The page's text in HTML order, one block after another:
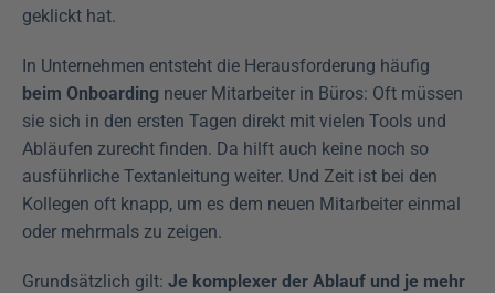
geklickt hat.
beim Onboarding neuer Mitarbeiter in Büros: Oft müssen
sie sich in den ersten Tagen direkt mit vielen Tools und
Abläufen zurecht finden. Da hilft auch keine noch so
ausführliche Textanleitung weiter. Und Zeit ist bei den
Kollegen oft knapp, um es dem neuen Mitarbeiter einmal
oder mehrmals zu zeigen.
Grundsätzlich gilt: Je komplexer der Ablauf und je mehr